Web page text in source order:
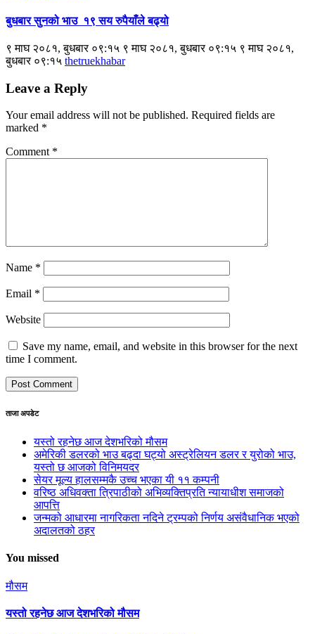
बुधबार सुनको भाउ १९ सय रुपैयाँले बढ्यो
९ माघ २०८१, बुधबार ०९:१५ ९ माघ २०८१, बुधबार ०९:१५ ९ माघ २०८१,
बुधबार ०९:१५ thetruekhabar
Leave a Reply
Your email address will not be published. Required fields are
marked *
Comment *
Name *
Email *
Website
Save my name, email, and website in this browser for the next
time I comment.
ताजा अपडेट
यस्तो रहनेछ आज देशभरिको मौसम
अमेरिकी डलरको भाउ बढ्दा घट्यो अस्ट्रेलियन डलर र युरोको भाउ,
यस्तो छ आजको विनिमयदर
सेयर मूल्य हालसम्मकै उच्च भएका यी ११ कम्पनी
वरिष्ठ अधिवक्ता त्रिपाठीको अभिव्यक्तिप्रति न्यायाधीश समाजको
आपत्ति
जन्मको आधारमा नागरिकता नदिने ट्रम्पको निर्णय असंवैधानिक भएको
अदालतको ठहर
You missed
मौसम
यस्तो रहनेछ आज देशभरिको मौसम